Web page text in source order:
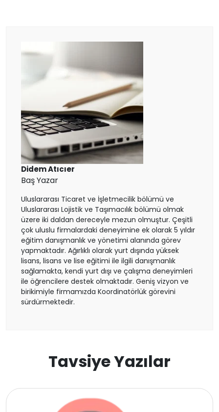
Macaristan
İspanya
Finlandiya
Çekya
İtalya
İrlanda
İsviçre
Polonya
Fransa
Litvanya
Estonya
Didem Atıcıer
Baş Yazar
Uluslararası Ticaret ve İşletmecilik bölümü ve
Uluslararası Lojistik ve Taşımacılık bölümü olmak
üzere iki daldan dereceyle mezun olmuştur. Çeşitli
çok uluslu firmalardaki deneyimine ek olarak 5 yıldır
eğitim danışmanlık ve yönetimi alanında görev
yapmaktadır. Ağırlıklı olarak yurt dışında yüksek
lisans, lisans ve lise eğitimi ile ilgili danışmanlık
sağlamakta, kendi yurt dışı ve çalışma deneyimleri
ile öğrencilere destek olmaktadır. Geniş vizyon ve
birikimiyle firmamızda Koordinatörlük görevini
sürdürmektedir.
Tavsiye Yazılar